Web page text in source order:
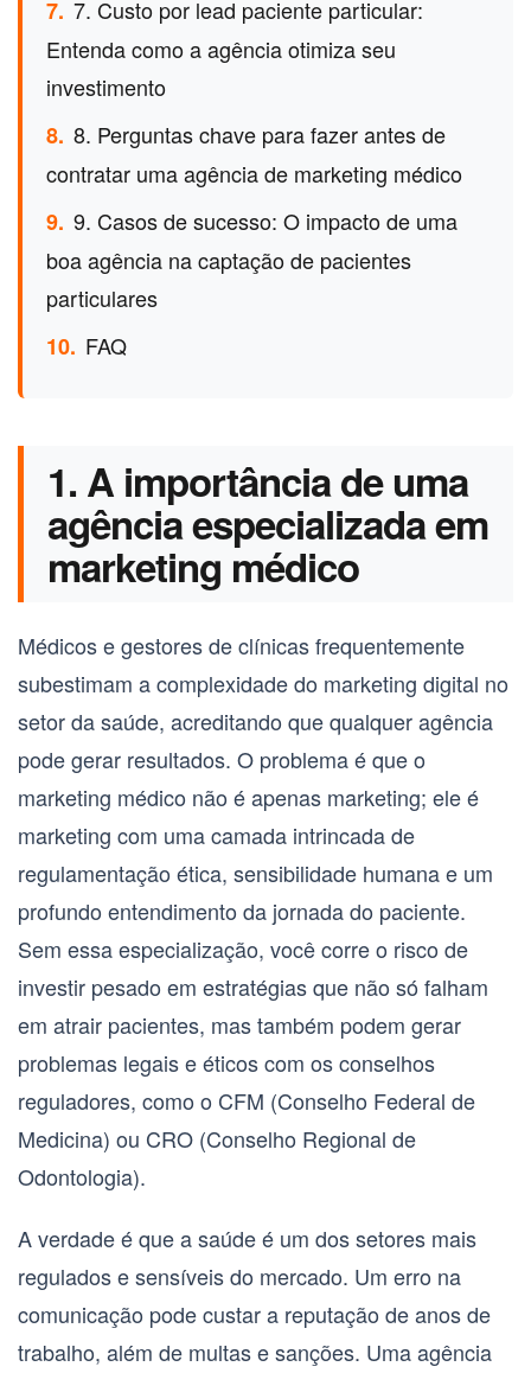
7. 7. Custo por lead paciente particular:
Entenda como a agência otimiza seu
investimento
8. 8. Perguntas chave para fazer antes de
contratar uma agência de marketing médico
9. 9. Casos de sucesso: O impacto de uma
boa agência na captação de pacientes
particulares
10. FAQ
1. A importância de uma
agência especializada em
marketing médico
Médicos e gestores de clínicas frequentemente
subestimam a complexidade do marketing digital no
setor da saúde, acreditando que qualquer agência
pode gerar resultados. O problema é que o
marketing médico não é apenas marketing; ele é
marketing com uma camada intrincada de
regulamentação ética, sensibilidade humana e um
profundo entendimento da jornada do paciente.
Sem essa especialização, você corre o risco de
investir pesado em estratégias que não só falham
em atrair pacientes, mas também podem gerar
problemas legais e éticos com os conselhos
reguladores, como o CFM (Conselho Federal de
Medicina) ou CRO (Conselho Regional de
Odontologia).
A verdade é que a saúde é um dos setores mais
regulados e sensíveis do mercado. Um erro na
comunicação pode custar a reputação de anos de
trabalho, além de multas e sanções. Uma agência